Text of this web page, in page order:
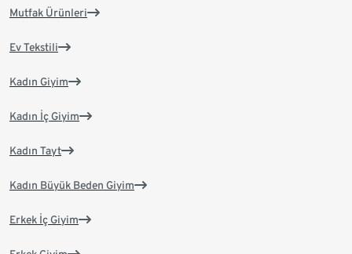
Mutfak Ürünleri
Ev Tekstili
Kadın Giyim
Kadın İç Giyim
Kadın Tayt
Kadın Büyük Beden Giyim
Erkek İç Giyim